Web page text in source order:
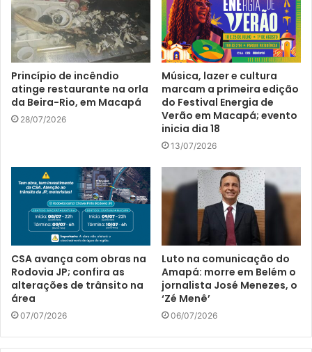
Princípio de incêndio
atinge restaurante na orla
da Beira-Rio, em Macapá
28/07/2026
Música, lazer e cultura
marcam a primeira edição
do Festival Energia de
Verão em Macapá; evento
inicia dia 18
13/07/2026
CSA avança com obras na
Rodovia JP; confira as
alterações de trânsito na
área
07/07/2026
Luto na comunicação do
Amapá: morre em Belém o
jornalista José Menezes, o
‘Zé Menê’
06/07/2026